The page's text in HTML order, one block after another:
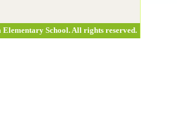
School. All rights reserved.